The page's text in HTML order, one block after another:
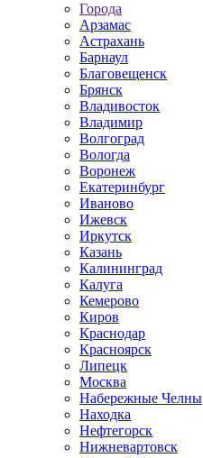
Города
Арзамас
Астрахань
Барнаул
Благовещенск
Брянск
Владивосток
Владимир
Волгоград
Вологда
Воронеж
Екатеринбург
Иваново
Ижевск
Иркутск
Казань
Калининград
Калуга
Кемерово
Киров
Краснодар
Красноярск
Липецк
Москва
Набережные Челны
Находка
Нефтегорск
Нижневартовск